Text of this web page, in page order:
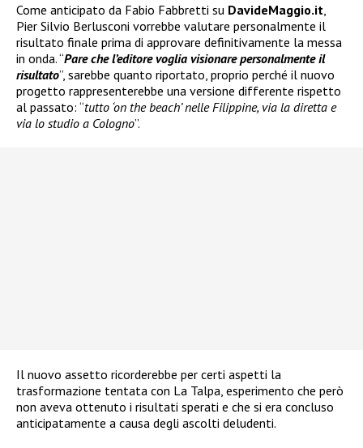
Come anticipato da Fabio Fabbretti su DavideMaggio.it
Pier Silvio Berlusconi vorrebbe valutare personalmente il
risultato finale prima di approvare definitivamente la messa
in onda. “Pare che l’editore voglia visionare personalmente il
risultato”, sarebbe quanto riportato, proprio perché il nuovo
progetto rappresenterebbe una versione differente rispetto
al passato: “tutto ‘on the beach’ nelle Filippine, via la diretta e
via lo studio a Cologno”.
Il nuovo assetto ricorderebbe per certi aspetti la
trasformazione tentata con La Talpa, esperimento che però
non aveva ottenuto i risultati sperati e che si era concluso
anticipatamente a causa degli ascolti deludenti.